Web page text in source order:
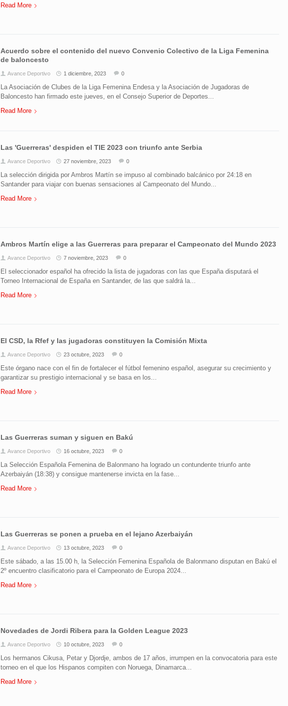
Read More
Acuerdo sobre el contenido del nuevo Convenio Colectivo de la Liga Femenina
de baloncesto
Avance Deportivo 1 diciembre, 2023 0
La Asociación de Clubes de la Liga Femenina Endesa y la Asociación de Jugadoras de
Baloncesto han firmado este jueves, en el Consejo Superior de Deportes...
Read More
Las 'Guerreras' despiden el TIE 2023 con triunfo ante Serbia
Avance Deportivo 27 noviembre, 2023 0
La selección dirigida por Ambros Martín se impuso al combinado balcánico por 24:18 en
Santander para viajar con buenas sensaciones al Campeonato del Mundo...
Read More
Ambros Martín elige a las Guerreras para preparar el Campeonato del Mundo 2023
Avance Deportivo 7 noviembre, 2023 0
El seleccionador español ha ofrecido la lista de jugadoras con las que España disputará el
Torneo Internacional de España en Santander, de las que saldrá la...
Read More
El CSD, la Rfef y las jugadoras constituyen la Comisión Mixta
Avance Deportivo 23 octubre, 2023 0
Este órgano nace con el fin de fortalecer el fútbol femenino español, asegurar su crecimiento y
garantizar su prestigio internacional y se basa en los...
Read More
Las Guerreras suman y siguen en Bakú
Avance Deportivo 16 octubre, 2023 0
La Selección Española Femenina de Balonmano ha logrado un contundente triunfo ante
Azerbaiyán (18:38) y consigue mantenerse invicta en la fase...
Read More
Las Guerreras se ponen a prueba en el lejano Azerbaiyán
Avance Deportivo 13 octubre, 2023 0
Este sábado, a las 15.00 h, la Selección Femenina Española de Balonmano disputan en Bakú el
2º encuentro clasificatorio para el Campeonato de Europa 2024...
Read More
Novedades de Jordi Ribera para la Golden League 2023
Avance Deportivo 10 octubre, 2023 0
Los hermanos Cikusa, Petar y Djordje, ambos de 17 años, irrumpen en la convocatoria para este
torneo en el que los Hispanos compiten con Noruega, Dinamarca...
Read More